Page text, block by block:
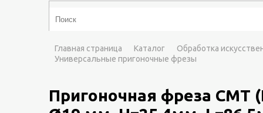
Главная страница Каталог
Обработка
Универсальные пригоночные фрезы
Пригоночная фреза